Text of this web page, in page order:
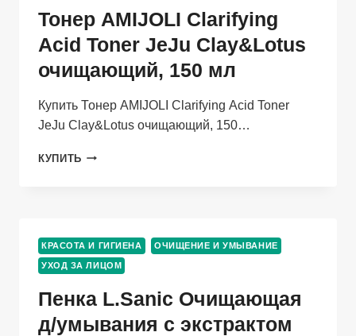
Тонер AMIJOLI Clarifying
Аcid Toner JeJu Сlay&Lotus
очищающий, 150 мл
Купить Тонер AMIJOLI Clarifying Аcid Toner
JeJu Сlay&Lotus очищающий, 150…
КУПИТЬ ТОНЕР
СLAY&LOTUS
ОЧИЩАЮЩИЙ,
МЛ
КРАСОТА И ГИГИЕНА ОЧИЩЕНИЕ И УМЫВАНИЕ
УХОД ЗА ЛИЦОМ
Пенка L.Sanic Очищающая
д/умывания с экстрактом